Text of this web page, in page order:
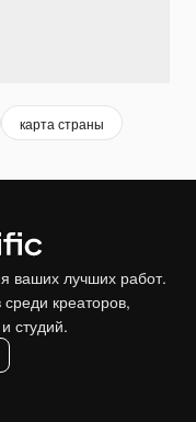
карта страны
ваших лучших работ.
креаторов,
студий.